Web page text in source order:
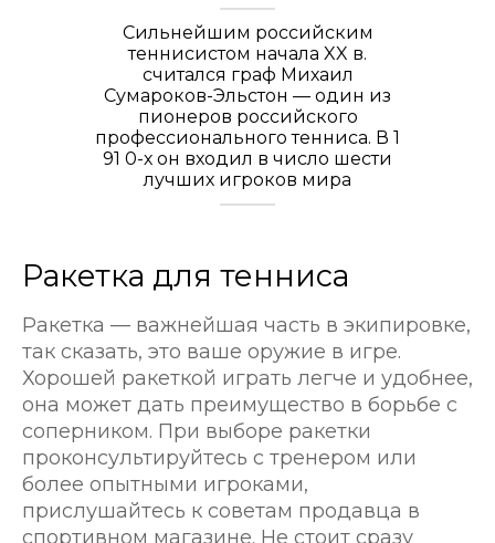
Сильнейшим российским
теннисистом начала XX в.
считался граф Михаил
Сумароков-Эльстон — один из
пионеров российского
профессионального тенниса. В 1
91 0-х он входил в число шести
лучших игроков мира
Ракетка для тенниса
Ракетка — важнейшая часть в экипировке,
так сказать, это ваше оружие в игре.
Хорошей ракеткой играть легче и удобнее,
она может дать преимущество в борьбе с
соперником. При выборе ракетки
проконсультируйтесь с тренером или
более опытными игроками,
прислушайтесь к советам продавца в
спортивном магазине. Не стоит сразу